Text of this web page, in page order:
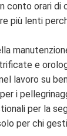
conto orari
più lenti
e
su
i
per la
per chi